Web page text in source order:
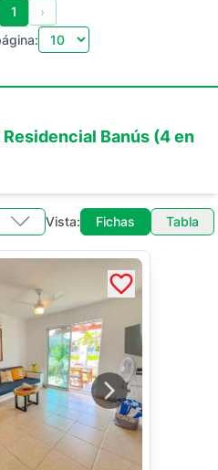
1
›
Residencial Banús (4en
Vista: Fichas Tabla